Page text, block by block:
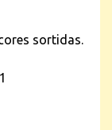
sortidas.